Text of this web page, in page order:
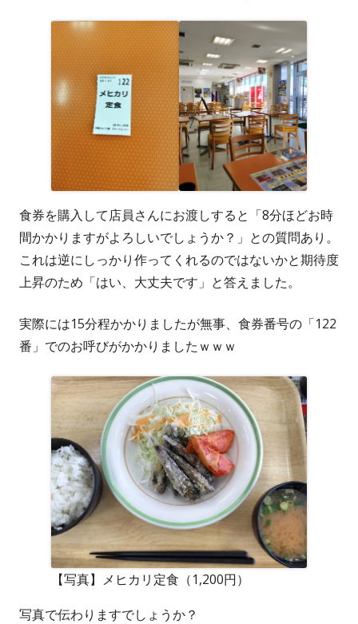
食券を購入して店員さんにお渡しすると「8分ほどお時
間かかりますがよろしいでしょうか？」との質問あり。
これは逆にしっかり作ってくれるのではないかと期待度
上昇のため「はい、大丈夫です」と答えました。
実際には15分程かかりましたが無事、食券番号の「122
番」でのお呼びがかかりましたｗｗｗ
【写真】メヒカリ定食（1,200円）
写真で伝わりますでしょうか？